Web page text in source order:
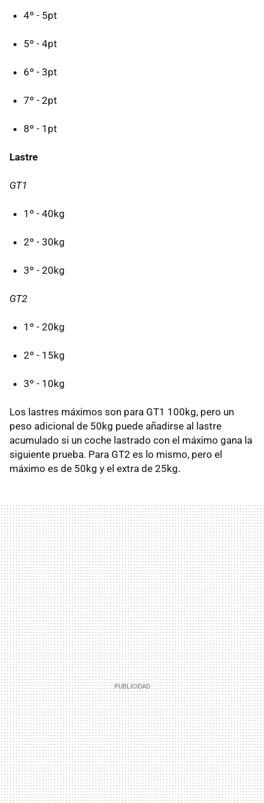
4º - 5pt
5º - 4pt
6º - 3pt
7º - 2pt
8º - 1pt
Lastre
GT1
1º - 40kg
2º - 30kg
3º - 20kg
GT2
1º - 20kg
2º - 15kg
3º - 10kg
Los lastres máximos son para GT1 100kg, pero un
peso adicional de 50kg puede añadirse al lastre
acumulado si un coche lastrado con el máximo gana la
siguiente prueba. Para GT2 es lo mismo, pero el
máximo es de 50kg y el extra de 25kg.